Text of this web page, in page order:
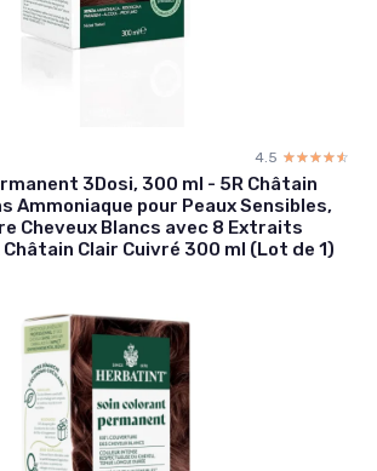
4.5 ☆☆☆☆☆
★★★★★
3Dosi, 300 ml - 5R Châtain
Ammoniaque pour Peaux Sensibles,
Cheveux Blancs avec 8 Extraits
Clair Cuivré 300 ml (Lot de 1)